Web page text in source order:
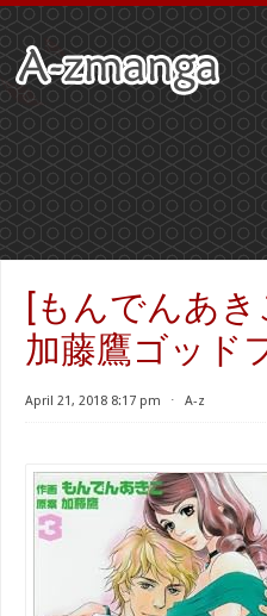
[もんでんあき
加藤鷹ゴッド
April 21, 2018 8:17 pm ⋅ A-z